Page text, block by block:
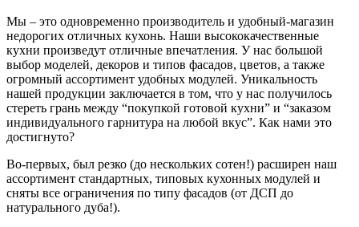
Мы – это одновременно производитель и удобный-магазин
недорогих отличных кухонь. Наши высококачественные
кухни произведут отличные впечатления. У нас большой
выбор моделей, декоров и типов фасадов, цветов, а также
огромный ассортимент удобных модулей. Уникальность
нашей продукции заключается в том, что у нас получилось
стереть грань между “покупкой готовой кухни” и “заказом
индивидуального гарнитура на любой вкус”. Как нами это
достигнуто?
Во-первых, был резко (до нескольких сотен!) расширен наш
ассортимент стандартных, типовых кухонных модулей и
сняты все ограничения по типу фасадов (от ДСП до
натурального дуба!).